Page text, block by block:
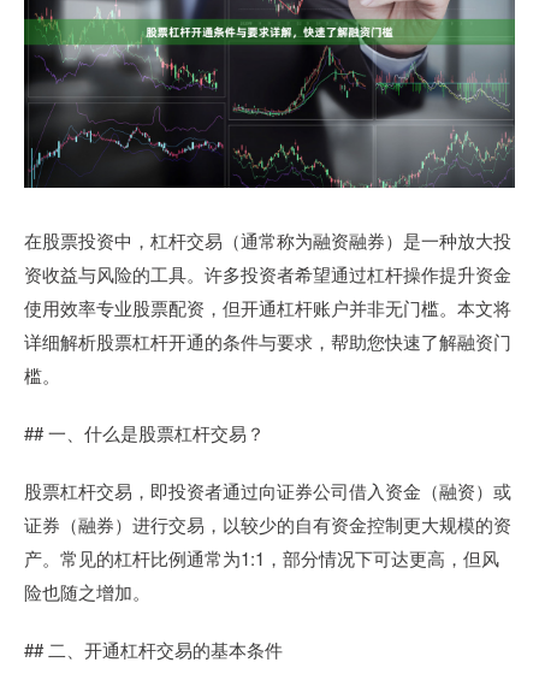
在股票投资中，杠杆交易（通常称为融资融券）是一种放大投
资收益与风险的工具。许多投资者希望通过杠杆操作提升资金
使用效率专业股票配资，但开通杠杆账户并非无门槛。本文将
详细解析股票杠杆开通的条件与要求，帮助您快速了解融资门
槛。
## 一、什么是股票杠杆交易？
股票杠杆交易，即投资者通过向证券公司借入资金（融资）或
证券（融券）进行交易，以较少的自有资金控制更大规模的资
产。常见的杠杆比例通常为1:1，部分情况下可达更高，但风
险也随之增加。
## 二、开通杠杆交易的基本条件